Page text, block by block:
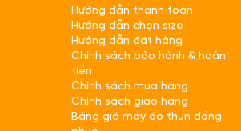
Hướng dẫn thanh toán
Hướng dẫn chọn size
Hướng dẫn đặt hàng
Chính sách bảo hành & hoàn
tiền
Chính sách mua hàng
Chính sách giao hàng
Bảng giá may áo thun đồng